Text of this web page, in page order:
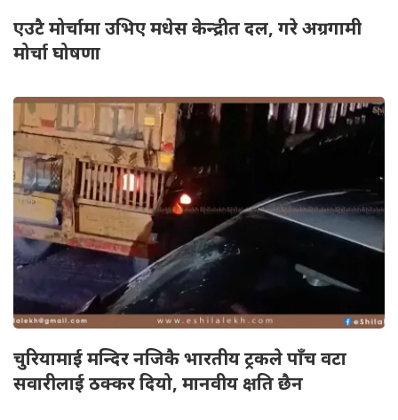
एउटै मोर्चामा उभिए मधेस केन्द्रीत दल, गरे अग्रगामी
मोर्चा घोषणा
चुरियामाई मन्दिर नजिकै भारतीय ट्रकले पाँच वटा
सवारीलाई ठक्कर दियो, मानवीय क्षति छैन